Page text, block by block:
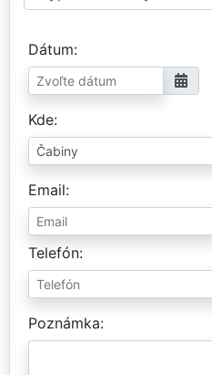
Dátum
Kde
Email
Telefón
Poznámka